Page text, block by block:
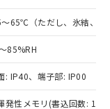
65℃（ただし、氷結、結
85%RH
: IP40、端子部: IP00
発性メモリ(書込回数: 10
もので
中には、
品もある
結果は、
社内デー
物で、有
。
として
合などや
。
国RoHSの
RoHSの
す。
門へお問
ち、外国
る商品
）を輸出